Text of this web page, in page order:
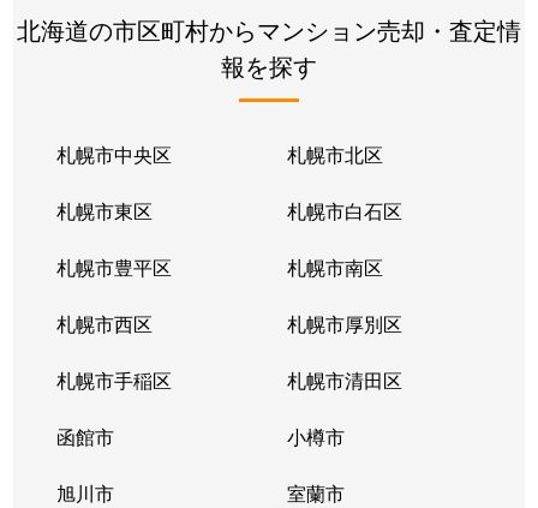
北海道の市区町村からマンション売却・査定情
報を探す
札幌市中央区 札幌市北区
札幌市東区 札幌市白石区
札幌市豊平区 札幌市南区
札幌市西区 札幌市厚別区
札幌市手稲区 札幌市清田区
函館市 小樽市
旭川市 室蘭市